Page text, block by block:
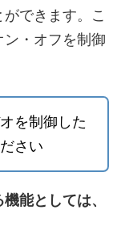
できます。こ
・オフを制御
を制御した
さい
能としては、